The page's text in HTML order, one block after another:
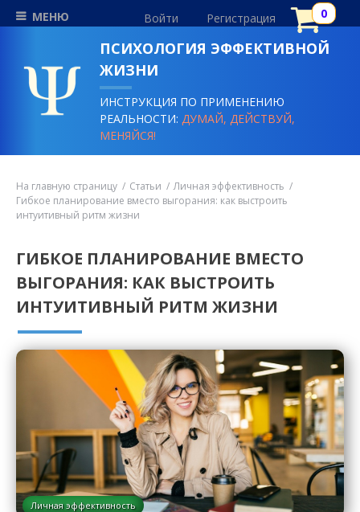
МЕНЮ Войти Регистрация
ПСИХОЛОГИЯ ЭФФЕКТИВНОЙ
ЖИЗНИ
ИНСТРУКЦИЯ ПО ПРИМЕНЕНИЮ
РЕАЛЬНОСТИ:ДУМАЙ, ДЕЙСТВУЙ,
МЕНЯЙСЯ!
На главную страницу Статьи
Личная эффективность
Гибкое планирование вместо выгорания: как выстроить
интуитивный ритм жизни
ГИБКОЕ ПЛАНИРОВАНИЕ ВМЕСТО
ВЫГОРАНИЯ: КАК ВЫСТРОИТЬ
ИНТУИТИВНЫЙ РИТМ ЖИЗНИ
Личная эффективность